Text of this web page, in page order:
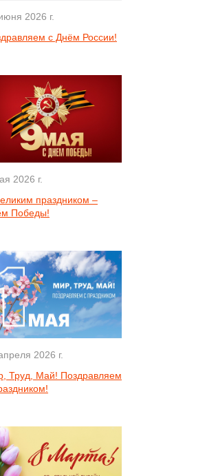
2026 г.
с Днём России!
2026 г.
праздником –
Победы!
2026 г.
Труд, Май! Поздравляем